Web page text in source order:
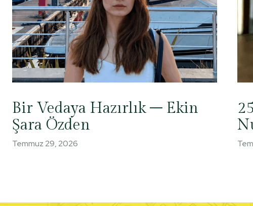
Bir Vedaya Hazırlık – Ekin
Şara Özden
Temmuz 29, 2026